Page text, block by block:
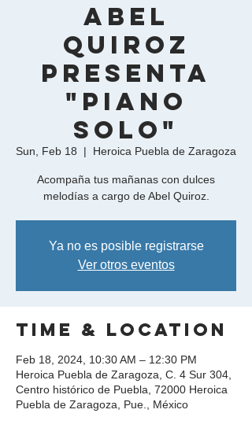
Abel
Quiroz
presenta
"Piano
Solo"
Sun, Feb 18
  |
Heroica Puebla de Zaragoza
Acompaña tus mañanas con dulces
melodías a cargo de Abel Quiroz.
Ya no es posible registrarse
Ver otros eventos
Time & Location
Feb 18, 2024, 10:30 AM – 12:30 PM
Heroica Puebla de Zaragoza, C. 4 Sur 304,
Centro histórico de Puebla, 72000 Heroica
Puebla de Zaragoza, Pue., México